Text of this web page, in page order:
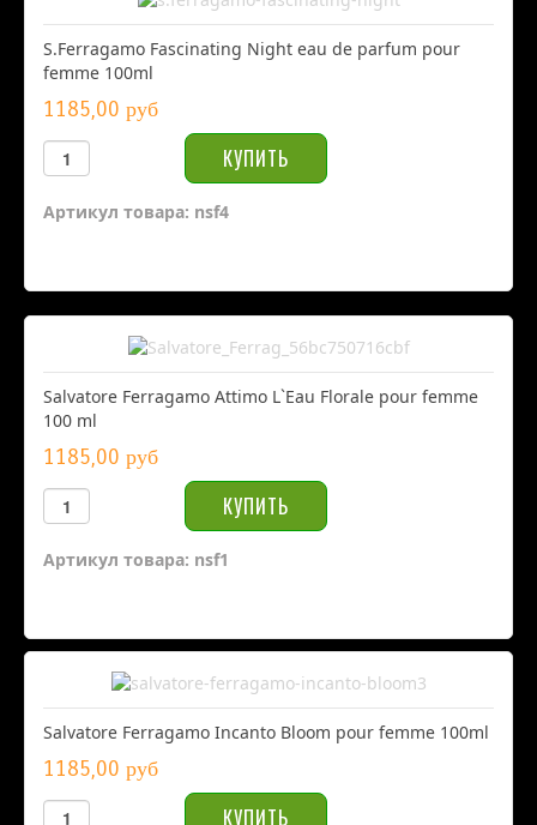
S.Ferragamo Fascinating Night eau de parfum pour
femme 100ml
1185,00 руб
Артикул товара: nsf4
Salvatore Ferragamo Attimo L`Eau Florale pour femme
100 ml
1185,00 руб
Артикул товара: nsf1
Salvatore Ferragamo Incanto Bloom pour femme 100ml
1185,00 руб